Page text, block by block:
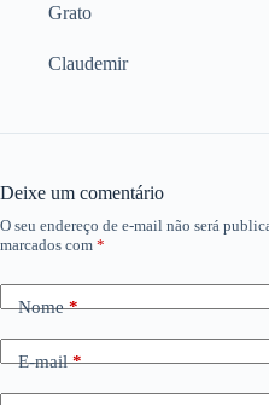
Grato
Claudemir
Deixe um comentário
O seu endereço de e-mail não será
marcados com *
Nome*
E-mail*